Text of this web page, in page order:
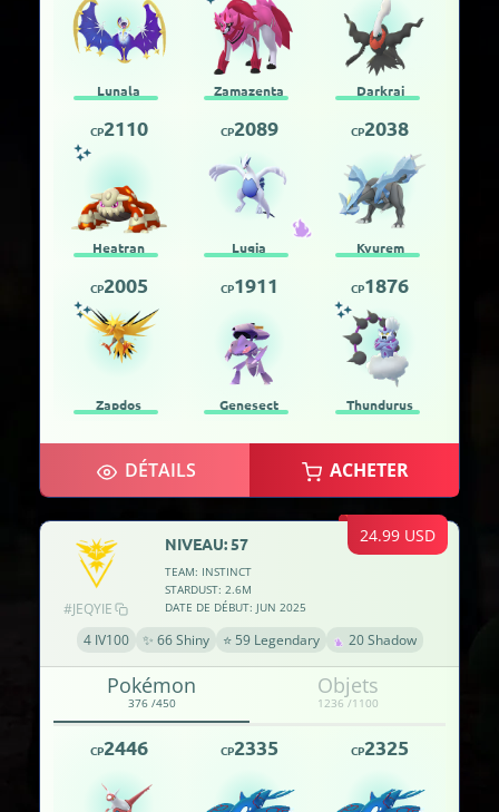
Lunala Zamazenta Darkrai
CP2110
Heatran
CP2089
Lugia
CP2038
Kyurem
CP2005
Zapdos
CP1911
Genesect
CP1876
Thundurus
DÉTAILS ACHETER
24.99 USD
#JEQYIE
NIVEAU: 57
TEAM: INSTINCT
STARDUST: 2.6M
DATE DE DÉBUT: JUN 2025
4 IV100 ✨ 66 Shiny ⭐ 59 Legendary 20 Shadow
Pokémon
376 /450
Objets
1236 /1100
CP2446 CP2335 CP2325